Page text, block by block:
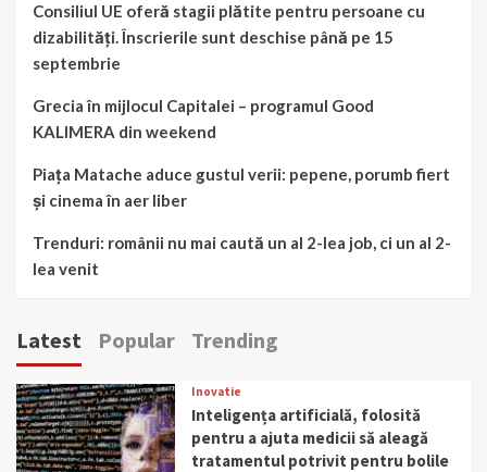
Consiliul UE oferă stagii plătite pentru persoane cu
dizabilități. Înscrierile sunt deschise până pe 15
septembrie
Grecia în mijlocul Capitalei – programul Good
KALIMERA din weekend
Piața Matache aduce gustul verii: pepene, porumb fiert
și cinema în aer liber
Trenduri: românii nu mai caută un al 2-lea job, ci un al 2-
lea venit
Latest Popular Trending
Inovatie
Inteligența artificială, folosită
pentru a ajuta medicii să aleagă
tratamentul potrivit pentru bolile